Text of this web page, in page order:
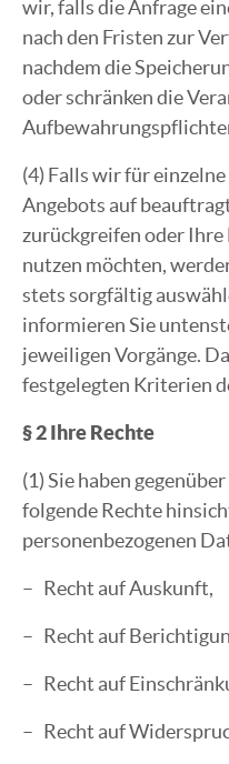
wir, falls die Anfrage
nach den Fristen zur
nachdem die
oder schränken die
(4) Falls wir für
Angebots auf
zurückgreifen oder
nutzen möchten,
stets sorgfältig
informieren Sie
jeweiligen Vorgänge.
festgelegten Kriterien
§ 2 Ihre Rechte
(1) Sie haben
folgende Rechte
personenbezogenen
– Recht auf Auskunft,
– Recht auf
– Recht auf
– Recht auf